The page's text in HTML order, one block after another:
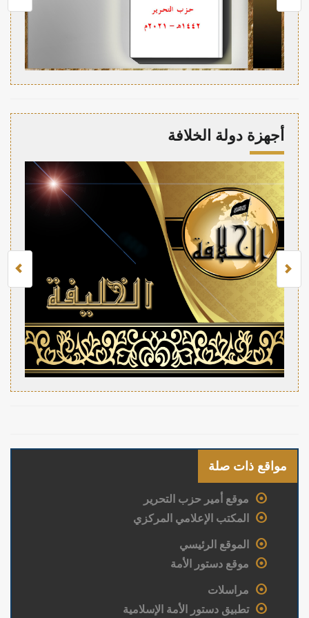
أجهزة دولة الخلافة
مواقع ذات صلة
موقع أمير حزب التحرير
المكتب الإعلامي المركزي
الموقع الرئيسي
موقع دستور الأمة
مراسلات
تطبيق دستور الأمة الإسلامية